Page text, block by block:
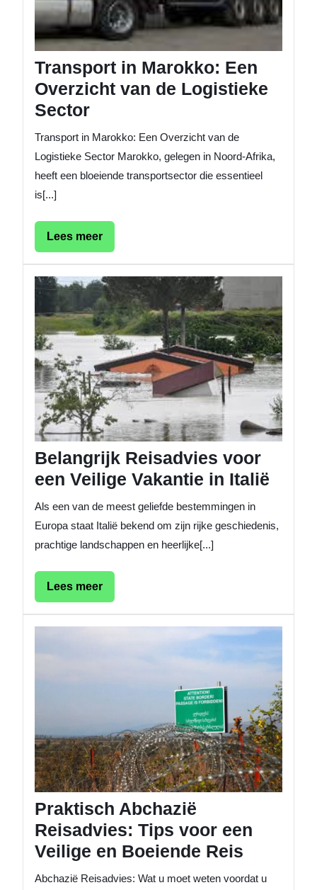
Transport in Marokko: Een
Overzicht van de Logistieke
Sector
Transport in Marokko: Een Overzicht van de
Logistieke Sector Marokko, gelegen in Noord-Afrika,
heeft een bloeiende transportsector die essentieel
is[...]
Lees meerLees
meer
voor
een
Veilige
in
Italië
Belangrijk Reisadvies voor
een Veilige Vakantie in Italië
Als een van de meest geliefde bestemmingen in
Europa staat Italië bekend om zijn rijke geschiedenis,
prachtige landschappen en heerlijke[...]
Lees meerLees
meer
Tips
voor
een
Veilige
en
Reis
Praktisch Abchazië
Reisadvies: Tips voor een
Veilige en Boeiende Reis
Abchazië Reisadvies: Wat u moet weten voordat u